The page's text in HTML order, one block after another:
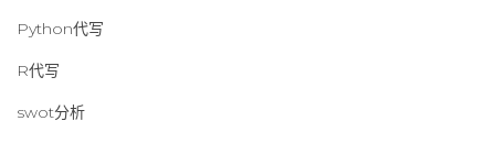
Python代写
R代写
swot分析